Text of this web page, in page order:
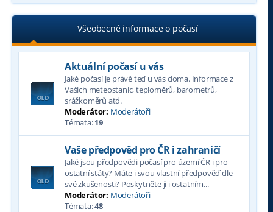
Všeobecné informace o počasí
Aktuální počasí u vás
Jaké počasí je právě teď u vás doma. Informace z
Vašich meteostanic, teploměrů, barometrů,
srážkoměrů atd.
Moderátor: Moderátoři
Témata:19
Vaše předpověd pro ČR i zahraničí
Jaké jsou předpovědi počasí pro území ČR i pro
ostatní státy? Máte i svou vlastní předpověď dle
své zkušenosti? Poskytněte ji i ostatním...
Moderátor: Moderátoři
Témata:48